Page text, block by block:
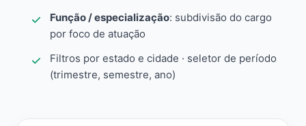
Função / especialização: subdivisão do cargo
por foco de atuação
Filtros por estado e cidade · seletor de período
(trimestre, semestre, ano)